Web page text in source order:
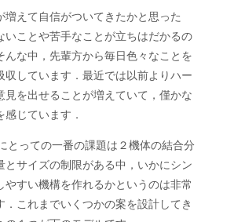
TIVE
SYS
TE
M L
A B
RAT
ORY
増えて自信がついてきたかと思った
いことや苦手なことが立ちはだかるの
んな中，先輩方から毎日色々なことを
収しています．最近では以前よりハー
見を出せることが増えていて，僅かな
じています．
とっての一番の課題は２機体の結合分
とサイズの制限がある中，いかにシン
やすい機構を作れるかというのは非常
．これまでいくつかの案を設計してき